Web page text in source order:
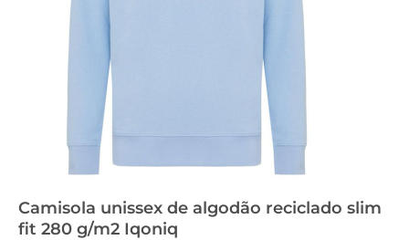
Camisola unissex de algodão reciclado slim
fit 280 g/m2 Iqoniq